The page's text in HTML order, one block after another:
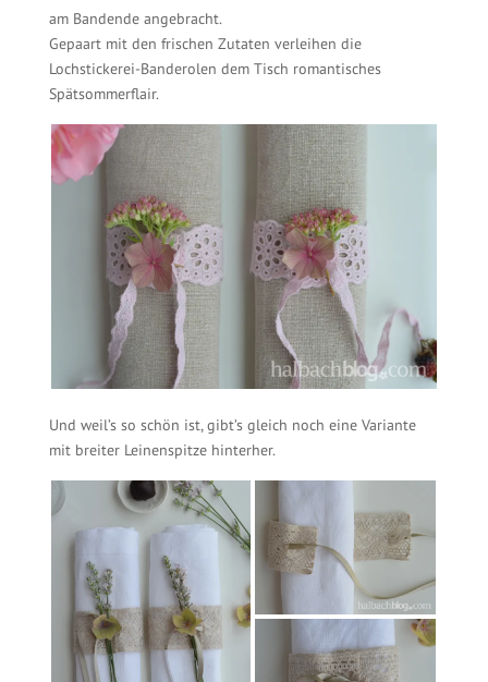
am Bandende angebracht.
Gepaart mit den frischen Zutaten verleihen die
Lochstickerei-Banderolen dem Tisch romantisches
Spätsommerflair.
Und weil’s so schön ist, gibt’s gleich noch eine Variante
mit breiter Leinenspitze hinterher.